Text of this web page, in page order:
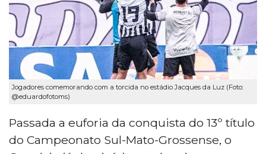
Jogadores comemorando com a torcida no estádio Jacques da Luz (Foto:
@eduardofotoms)
Passada a euforia da conquista do 13º título
do Campeonato Sul-Mato-Grossense, o